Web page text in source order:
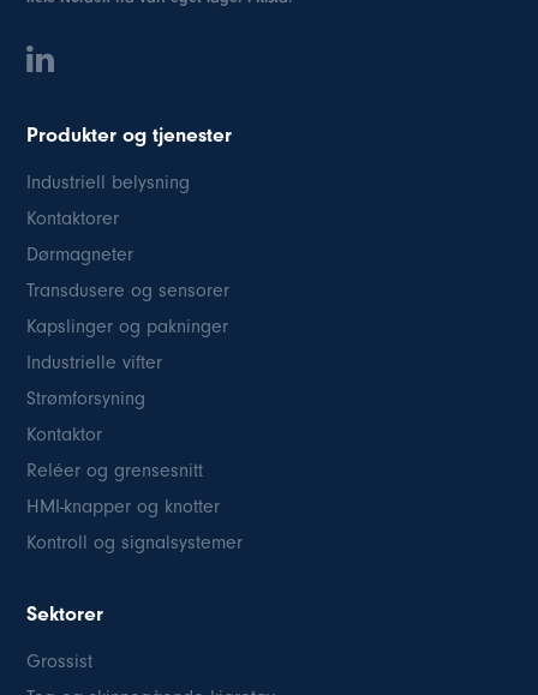
Produkter og tjenester
Industriell belysning
Kontaktorer
Dørmagneter
Transdusere og sensorer
Kapslinger og pakninger
Industrielle vifter
Strømforsyning
Kontaktor
Reléer og grensesnitt
HMI-knapper og knotter
Kontroll og signalsystemer
Sektorer
Grossist